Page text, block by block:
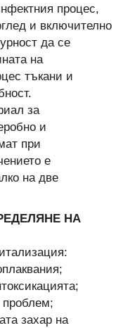
процес,
и включително
да се
на
тъкани и
за
и
при
е
на две
НА
проблем;
захар на